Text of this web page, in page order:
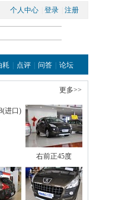
个人中心 登录 注册
耗 点评 问答 论坛
更多>>
右前正45度